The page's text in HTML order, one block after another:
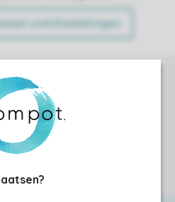
und Einstellungen
Buchung